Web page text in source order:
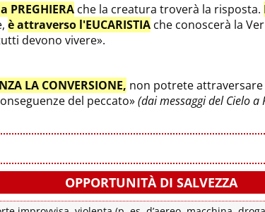
PREGHIERA che la creatura troverà la risposta.
è attraverso l'EUCARISTIA che conoscerà la
devono vivere».
LA CONVERSIONE, non potrete
del peccato»(dai messaggi del Cielo a
OPPORTUNITÀ DI SALVEZZA